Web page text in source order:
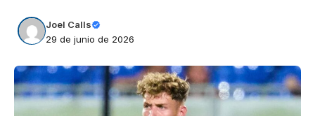
Joel Calls
29 de junio de 2026